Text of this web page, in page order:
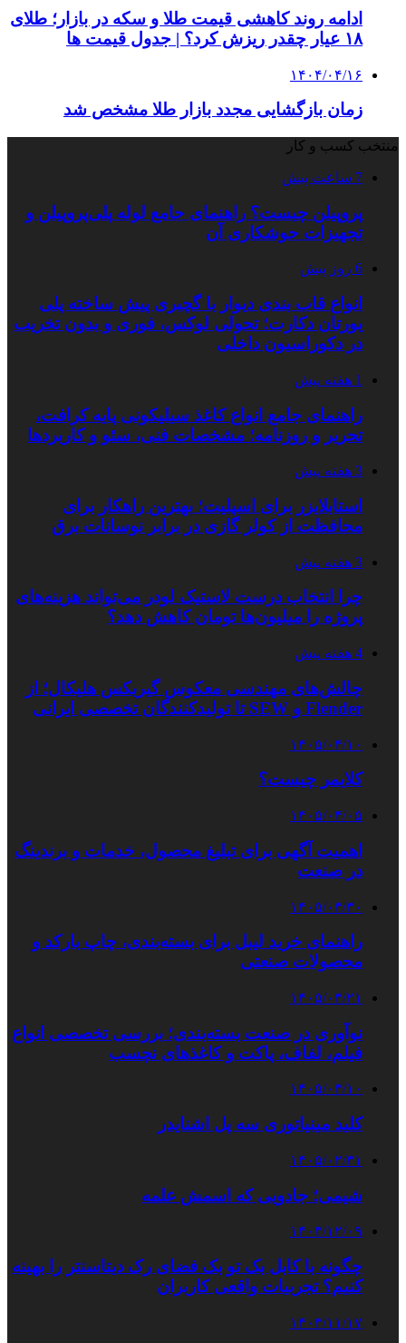
ادامه روند کاهشی قیمت طلا و سکه در بازار؛ طلای
۱۸ عیار چقدر ریزش کرد؟ | جدول قیمت ها
۱۴۰۴/۰۴/۱۶
زمان بازگشایی مجدد بازار طلا مشخص شد
منتخب کسب و کار
7 ساعت پیش
پروپیلن چیست؟ راهنمای جامع لوله پلی‌پروپیلن و
تجهیزات جوشکاری آن
6 روز پیش
انواع قاب بندی دیوار با گچبری پیش ساخته پلی
یورتان دکارت؛ تحولی لوکس، فوری و بدون تخریب
در دکوراسیون داخلی
1 هفته پیش
راهنمای جامع انواع کاغذ سیلیکونی پایه کرافت،
تحریر و روزنامه؛ مشخصات فنی، سئو و کاربردها
3 هفته پیش
استابلایزر برای اسپلیت؛ بهترین راهکار برای
محافظت از کولر گازی در برابر نوسانات برق
3 هفته پیش
چرا انتخاب درست لاستیک لودر می‌تواند هزینه‌های
پروژه را میلیون‌ها تومان کاهش دهد؟
4 هفته پیش
چالش‌های مهندسی معکوس گیربکس هلیکال؛ از
Flender و SEW تا تولیدکنندگان تخصصی ایرانی
۱۴۰۵/۰۴/۱۰
کلایمر چیست؟
۱۴۰۵/۰۴/۰۵
اهمیت آگهی برای تبلیغ محصول، خدمات و برندینگ
در صنعت
۱۴۰۵/۰۳/۳۰
راهنمای خرید لیبل برای بسته‌بندی، چاپ بارکد و
محصولات صنعتی
۱۴۰۵/۰۳/۲۱
نوآوری در صنعت بسته‌بندی؛ بررسی تخصصی انواع
فیلم، لفاف، پاکت و کاغذهای نچسب
۱۴۰۵/۰۳/۱۰
کلید مینیاتوری سه پل اشنایدر
۱۴۰۵/۰۲/۳۱
شیمی؛ جادویی که اسمش علمه
۱۴۰۳/۱۲/۰۹
چگونه با کابل بک تو بک فضای رک دیتاسنتر را بهینه
کنیم؟ تجربیات واقعی کاربران
۱۴۰۳/۱۱/۱۷